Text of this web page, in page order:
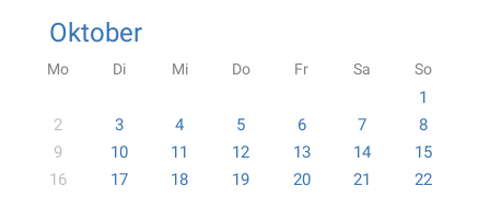
Oktober
Mo Di Mi Do Fr Sa So
1
2
3 4 5 6 7
8
9
10 11 12 13 14
15
16
17 18 19 20 21
22